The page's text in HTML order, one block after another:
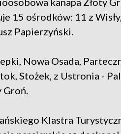
15 ośrodków: 11 z
Papierzyński.
Nowa Osada,
Stożek, z Ustronia -
Klastra